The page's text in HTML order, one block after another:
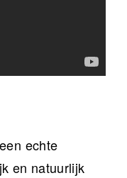
echte
en natuurlijk